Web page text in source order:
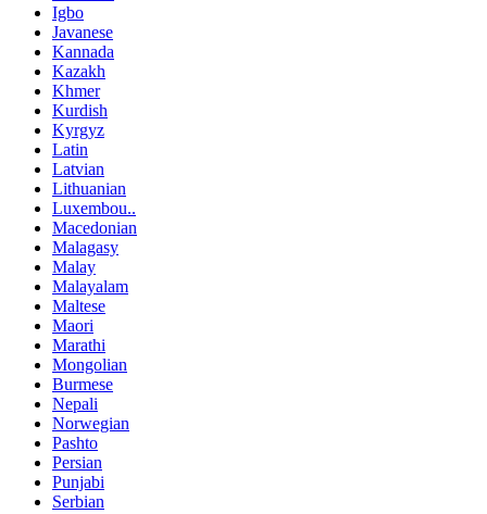
Igbo
Javanese
Kannada
Kazakh
Khmer
Kurdish
Kyrgyz
Latin
Latvian
Lithuanian
Luxembou..
Macedonian
Malagasy
Malay
Malayalam
Maltese
Maori
Marathi
Mongolian
Burmese
Nepali
Norwegian
Pashto
Persian
Punjabi
Serbian